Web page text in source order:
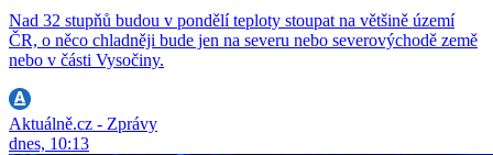
Nad 32 stupňů budou v pondělí teploty stoupat na většině území
ČR, o něco chladněji bude jen na severu nebo severovýchodě země
nebo v části Vysočiny.
Aktuálně.cz - Zprávy
dnes, 10:13